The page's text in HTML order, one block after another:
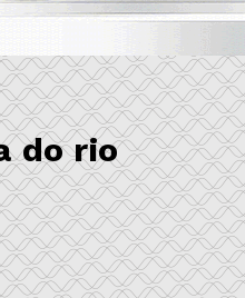
do rio